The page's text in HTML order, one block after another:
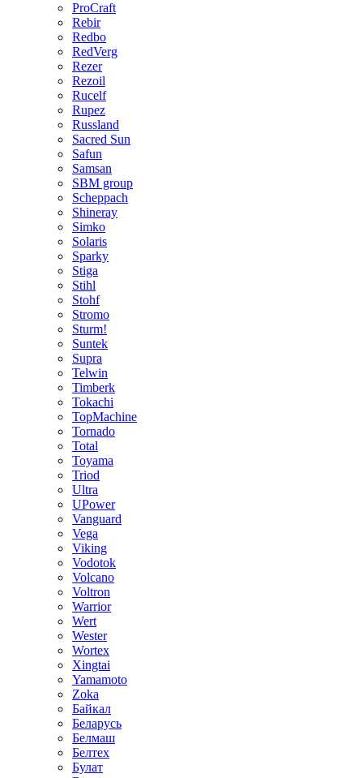
ProCraft
Rebir
Redbo
RedVerg
Rezer
Rezoil
Rucelf
Rupez
Russland
Sacred Sun
Safun
Samsan
SBM group
Scheppach
Shineray
Simko
Solaris
Sparky
Stiga
Stihl
Stohf
Stromo
Sturm!
Suntek
Supra
Telwin
Timberk
Tokachi
TopMachine
Tornado
Total
Toyama
Triod
Ultra
UPower
Vanguard
Vega
Viking
Vodotok
Volcano
Voltron
Warrior
Wert
Wester
Wortex
Xingtai
Yamamoto
Zoka
Байкал
Беларусь
Белмаш
Белтех
Булат